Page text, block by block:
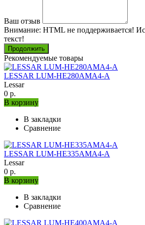
Ваш отзыв
Внимание: HTML не поддерживается!
текст!
Продолжить
Рекомендуемые товары
LESSAR LUM-HE280AMA4-A
Lessar
0 р.
В корзину
В закладки
Сравнение
LESSAR LUM-HE335AMA4-A
Lessar
0 р.
В корзину
В закладки
Сравнение